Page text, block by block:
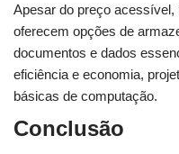
Apesar do preço
oferecem opções de
documentos e dados
eficiência e economia,
básicas de computação.
Conclusão